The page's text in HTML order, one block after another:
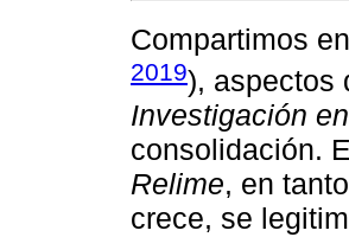
Compartimos
2019), aspectos
Investigación
consolidación.
Relime, en
crece, se